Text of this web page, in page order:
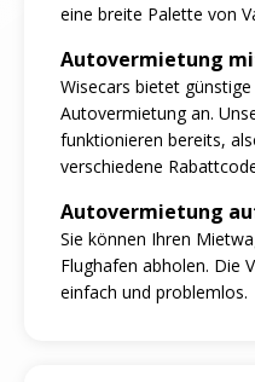
eine breite Palette von
Autovermietung
Wisecars bietet
Autovermietung an.
funktionieren bereits,
verschiedene
Autovermietung
Sie können Ihren
Flughafen abholen. Die
einfach und problemlos.